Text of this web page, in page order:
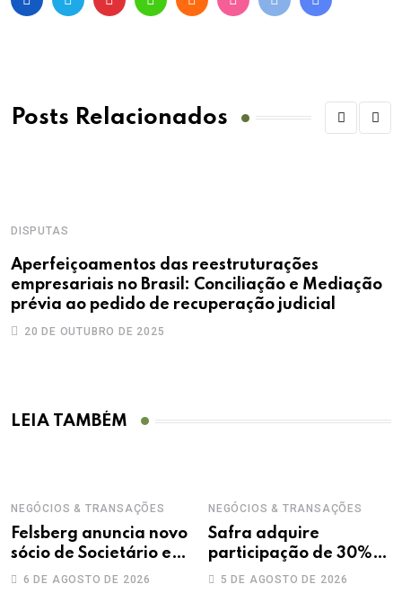
Posts Relacionados
DISPUTAS
Aperfeiçoamentos das reestruturações
empresariais no Brasil: Conciliação e Mediação
prévia ao pedido de recuperação judicial
20 DE OUTUBRO DE 2025
LEIA TAMBÉM
NEGÓCIOS & TRANSAÇÕES
Felsberg anuncia novo
sócio de Societário e
M&A
6 DE AGOSTO DE 2026
NEGÓCIOS & TRANSAÇÕES
Safra adquire
participação de 30%
na Treecorp
5 DE AGOSTO DE 2026